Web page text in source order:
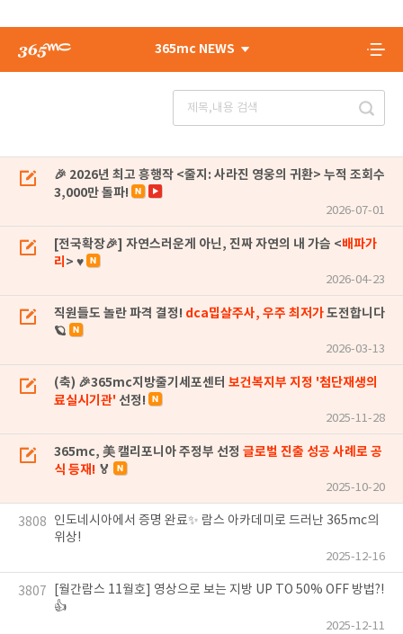
365mc NEWS
🎉 2026년 최고 흥행작 <줄지: 사라진 영웅의 귀환> 누적 조회수
3,000만 돌파!
2026-07-01
[전국확장🎉] 자연스러운게 아닌, 진짜 자연의 내 가슴 <배파가
리 > ♥
2026-04-23
직원들도 놀란 파격 결정! dca밉살주사, 우주 최저가도전합니다
🪐
2026-03-13
(축) 🎉365mc지방줄기세포센터 보건복지부 지정 '첨단재생의
료실시기관' 선정!
2025-11-28
365mc, 美 캘리포니아 주정부 선정 글로벌 진출 성공 사례로 공
식 등재! 🏅
2025-10-20
3808
인도네시아에서 증명 완료✨ 람스 아카데미로 드러난 365mc의
위상!
2025-12-16
3807
[월간람스 11월호] 영상으로 보는 지방 UP TO 50% OFF 방법?!
👍
2025-12-11